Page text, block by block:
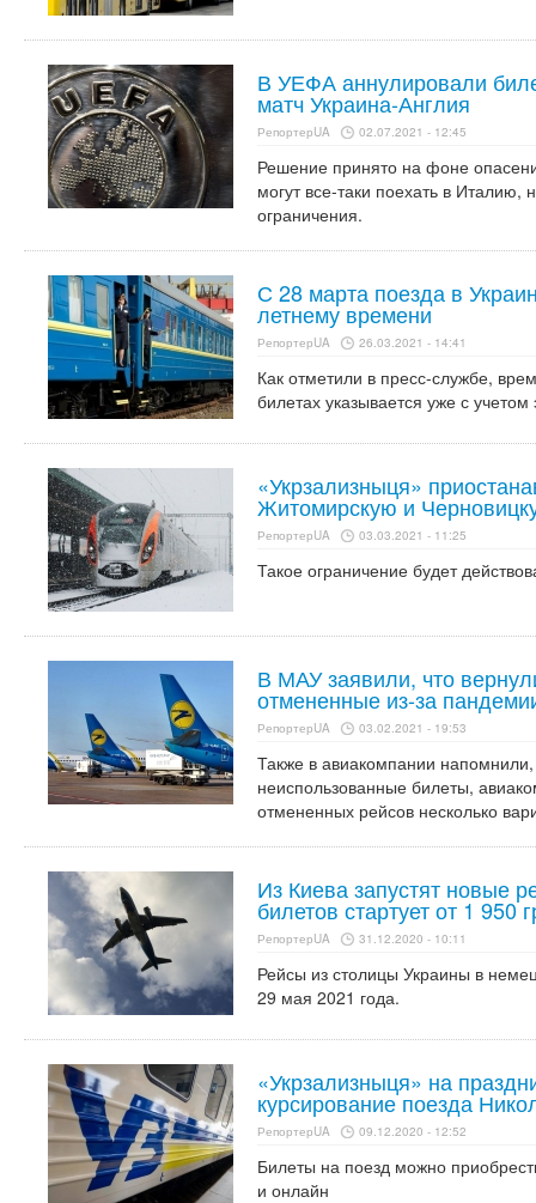
В УЕФА аннулировали
матч Украина-Англия
РепортерUA 02.07.2021 - 12:45
Решение принято на фоне
могут все-таки поехать в Италию,
ограничения.
С 28 марта поезда в
летнему времени
РепортерUA 26.03.2021 - 14:41
Как отметили в пресс-службе,
билетах указывается уже с учетом
«Укрзализныця»
Житомирскую и
РепортерUA 03.03.2021 - 11:25
Такое ограничение будет
В МАУ заявили, что
отмененные из-за
РепортерUA 03.02.2021 - 19:53
Также в авиакомпании напомнили,
неиспользованные билеты,
отмененных рейсов несколько
Из Киева запустят новые
билетов стартует от 1 950
РепортерUA 31.12.2020 - 10:11
Рейсы из столицы Украины в
29 мая 2021 года.
«Укрзализныця» на
курсирование поезда
РепортерUA 09.12.2020 - 12:52
Билеты на поезд можно
и онлайн